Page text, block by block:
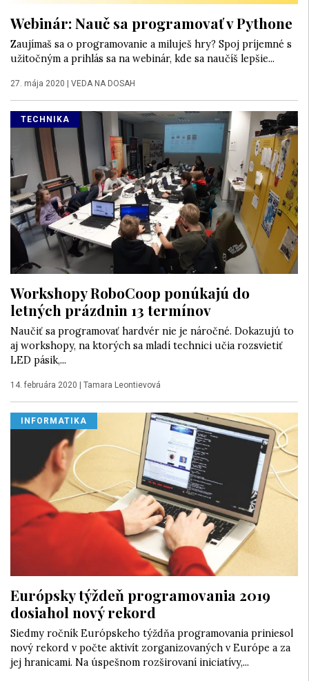
Webinár: Nauč sa programovať v Pythone
Zaujímaš sa o programovanie a miluješ hry? Spoj príjemné s
užitočným a prihlás sa na webinár, kde sa naučíš lepšie...
27. mája 2020 VEDA NA DOSAH
TECHNIKA
Workshopy RoboCoop ponúkajú do
letných prázdnin 13 termínov
Naučiť sa programovať hardvér nie je náročné. Dokazujú to
aj workshopy, na ktorých sa mladí technici učia rozsvietiť
LED pásik,...
14. februára 2020 Tamara Leontievová
INFORMATIKA
Európsky týždeň programovania 2019
dosiahol nový rekord
Siedmy ročník Európskeho týždňa programovania priniesol
nový rekord v počte aktivít zorganizovaných v Európe a za
jej hranicami. Na úspešnom rozširovaní iniciatívy,...